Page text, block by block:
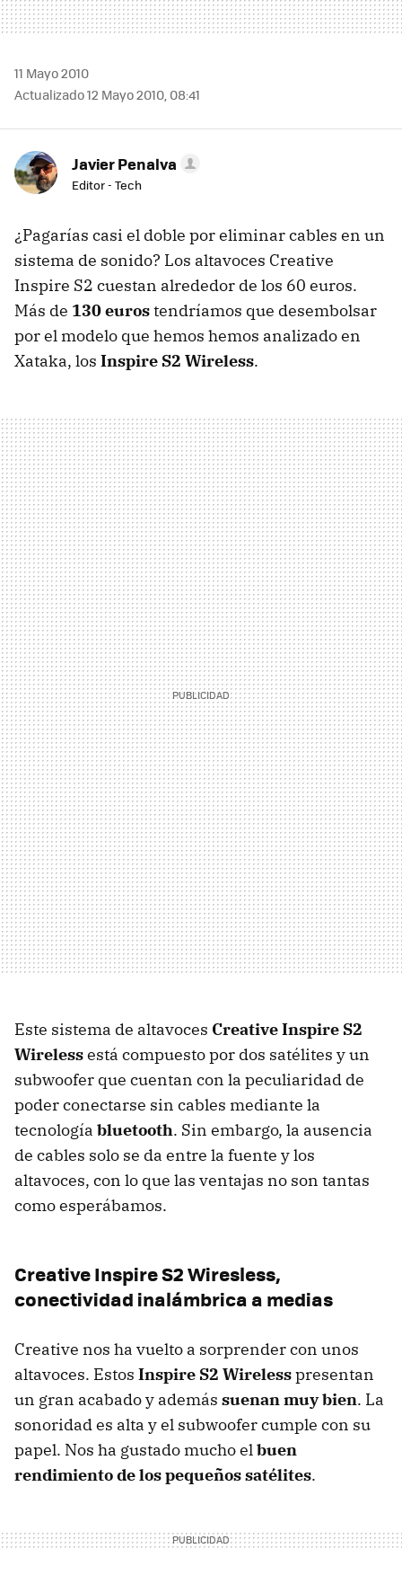
11 Mayo 2010
Actualizado 12 Mayo 2010, 08:41
Javier Penalva
Editor - Tech
¿Pagarías casi el doble por eliminar cables en un
sistema de sonido? Los altavoces Creative
Inspire S2 cuestan alrededor de los 60 euros.
Más de 130 eurostendríamos que desembolsar
por el modelo que hemos hemos analizado en
Xataka, los Inspire S2 Wireless.
Este sistema de altavoces Creative Inspire S2
Wirelessestá compuesto por dos satélites y un
subwoofer que cuentan con la peculiaridad de
poder conectarse sin cables mediante la
tecnología bluetooth. Sin embargo, la ausencia
de cables solo se da entre la fuente y los
altavoces, con lo que las ventajas no son tantas
como esperábamos.
Creative Inspire S2 Wiresless,
conectividad inalámbrica a medias
Creative nos ha vuelto a sorprender con unos
altavoces. Estos Inspire S2 Wirelesspresentan
un gran acabado y además suenan muy bien. La
sonoridad es alta y el subwoofer cumple con su
papel. Nos ha gustado mucho elbuen
rendimiento de los pequeños satélites.